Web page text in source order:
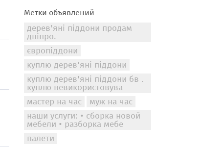
Метки объявлений
дерев'яні піддони продам
дніпро.
європіддони
куплю дерев'яні піддони
куплю дерев'яні піддони бв .
куплю невикористовува
мастер на час
муж на час
наши услуги: • сборка новой
мебели • разборка мебе
палети